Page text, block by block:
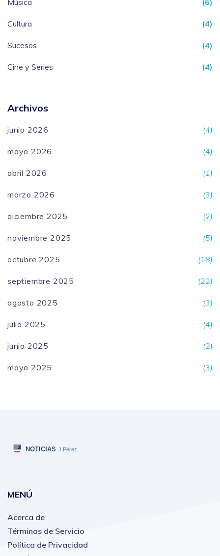
Música (6)
Cultura (4)
Sucesos (4)
Cine y Series (4)
Archivos
junio 2026 (4)
mayo 2026 (4)
abril 2026 (1)
marzo 2026 (3)
diciembre 2025 (2)
noviembre 2025 (5)
octubre 2025 (18)
septiembre 2025 (22)
agosto 2025 (3)
julio 2025 (4)
junio 2025 (2)
mayo 2025 (3)
MENÚ
Acerca de
Términos de Servicio
Política de Privacidad